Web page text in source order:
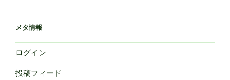
メタ情報
ログイン
投稿フィード